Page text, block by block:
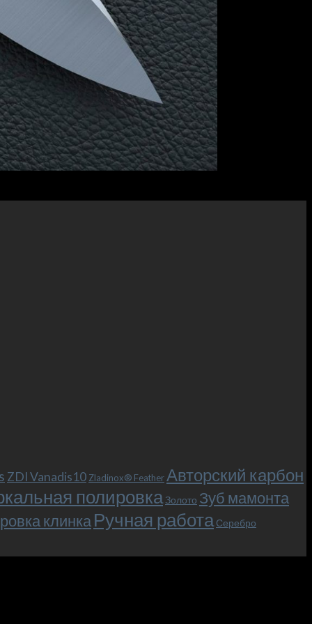
ZDI Vanadis10 Zladinox® FeatherАвторский карбон
полировка Золото Зуб мамонта
клинкаРучная работа Серебро